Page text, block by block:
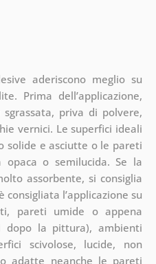
aderiscono meglio su
Prima dell’applicazione,
priva di polvere,
vernici. Le superfici ideali
solide e asciutte o le pareti
opaca o semilucida. Se la
assorbente, si consiglia
l’applicazione su
pareti umide o appena
la pittura), ambienti
scivolose, lucide, non
adatte neanche le pareti